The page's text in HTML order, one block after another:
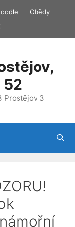
Obědy
52
Prostějov 3